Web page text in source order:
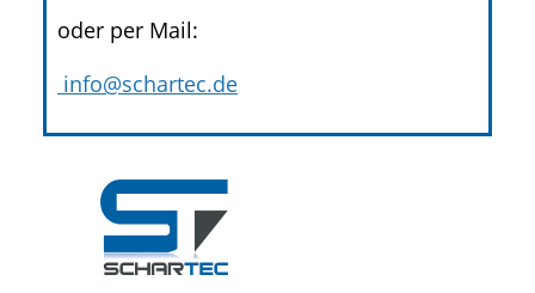
oder per Mail:
info@schartec.de